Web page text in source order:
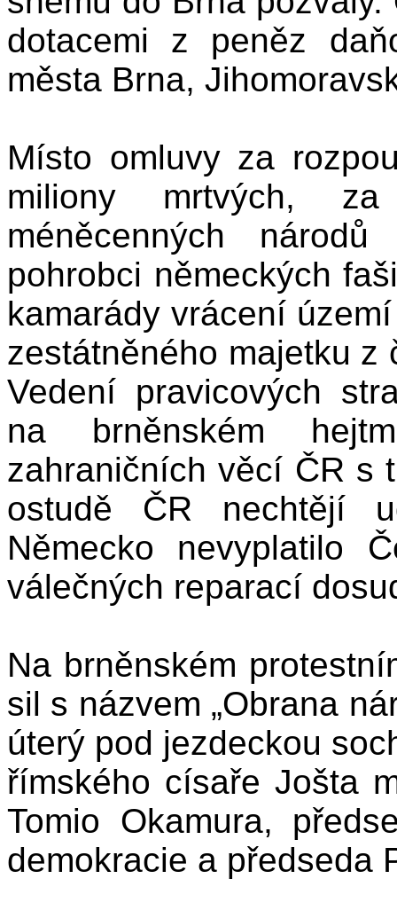
dotacemi z peněz
města Brna,
Místo omluvy za
miliony mrtvých, za
méněcenných
pohrobci německých
kamarády vrácení
zestátněného majetku z
Vedení pravicových
na brněnském
zahraničních věcí ČR s
ostudě ČR nechtějí
Německo nevyplatilo
válečných reparací
Na brněnském
sil s názvem „Obrana
úterý pod jezdeckou
římského císaře Jošta
Tomio Okamura,
demokracie a předseda